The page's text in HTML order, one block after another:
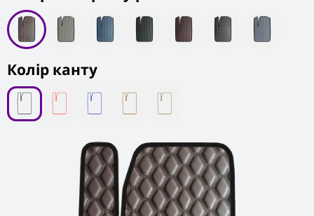
Колір канту